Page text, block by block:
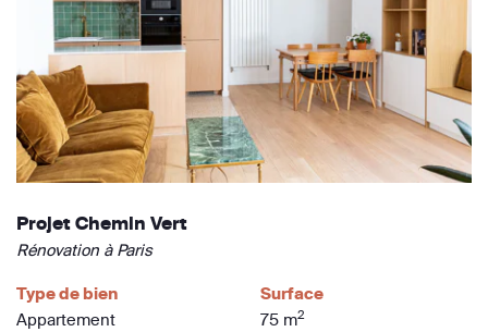
Projet Chemin Vert
Rénovation à Paris
Type de bien
Appartement
Surface
75 m2